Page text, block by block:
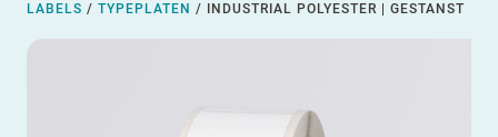
LABELS / TYPEPLATEN / INDUSTRIAL POLYESTER | GESTANST